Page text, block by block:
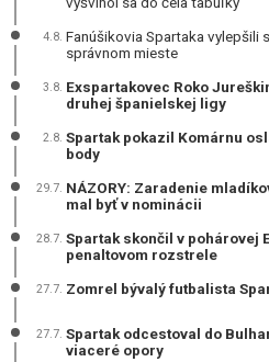
4.8. Fanúšikovia Spartaka vylepšili
správnom mieste
3.8. Exspartakovec Roko
druhej španielskej ligy
2.8. Spartak pokazil Komárnu
body
29.7. NÁZORY: Zaradenie
mal byť v nominácii
28.7. Spartak skončil v pohárovej
penaltovom rozstrele
27.7. Zomrel bývalý futbalista
27.7. Spartak odcestoval do
viaceré opory